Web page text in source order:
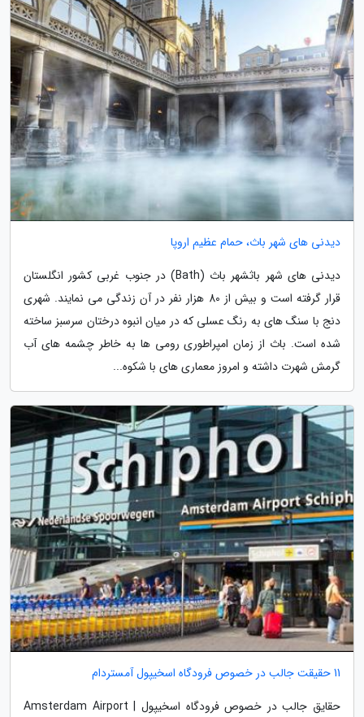
دیدنی های شهر باث، حمام عظیم اروپا
دیدنی های شهر باثشهر باث (Bath) در جنوب غربی کشور انگلستان
قرار گرفته است و بیش از 80 هزار نفر در آن زندگی می نمایند. شهری
دنج با سنگ های به رنگ عسلی که در میان انبوه درختان سرسبز ساخته
شده است. باث از زمان امپراطوری رومی ها به خاطر چشمه های آب
گرمش شهرت داشته و امروز معماری های با شکوه...
11 حقیقت جالب در خصوص فرودگاه اسخیپول آمستردام
حقایق جالب در خصوص فرودگاه اسخیپول | Amsterdam Airport